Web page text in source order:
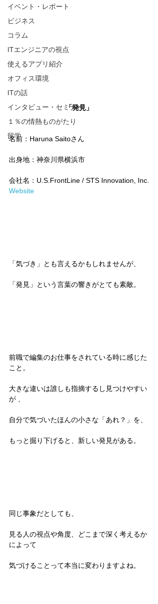
イベント・レポート
ビジネス
コラム
ITエンジニアの視点
使えるアプリ紹介
オフィス環境
ITの話
インタビュー・セミナー
１％の情熱ものがたり
留学
「発見」
名前：Haruna Saitoさん
出身地：神奈川県横浜市
会社名：U.S.FrontLine / STS Innovation, Inc.
Website
「気づき」とも言えるかもしれませんが、
「発見」という言葉の響きがとても素敵。
前職で編集のお仕事をされている時に感じた
こと。
大きな違いは誰しも指摘するし見つけやすい
が 、
自分で気づいたほんの小さな「あれ？」を、
もっと掘り下げると、新しい発見がある。
同じ事象だとしても、
見る人の視点や角度、どこまで深く考えるか
によって
気づけることって本当に変わりますよね。